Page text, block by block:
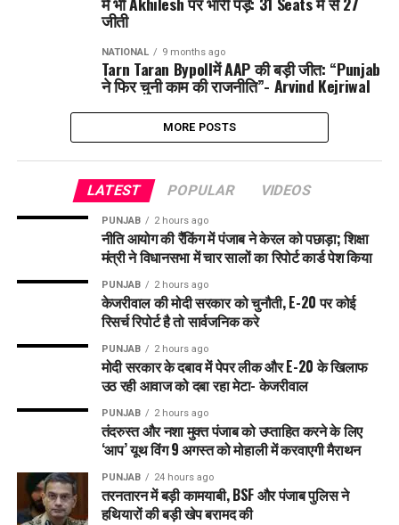
जीती
NATIONAL 9 months ago
Tarn Taran Bypollमें AAP की बड़ी जीत: “Punjab
ने फिर चुनी काम की राजनीति”- Arvind Kejriwal
MORE POSTS
LATEST POPULAR VIDEOS
PUNJAB 2 hours ago
नीति आयोग की रैंकिंग में पंजाब ने केरल को पछाड़ा; शिक्षा
मंत्री ने विधानसभा में चार सालों का रिपोर्ट कार्ड पेश किया
PUNJAB 2 hours ago
केजरीवाल की मोदी सरकार को चुनौती, E-20 पर कोई
रिसर्च रिपोर्ट है तो सार्वजनिक करे
PUNJAB 2 hours ago
मोदी सरकार के दबाव में पेपर लीक और E-20 के खिलाफ
उठ रही आवाज को दबा रहा मेटा- केजरीवाल
PUNJAB 2 hours ago
तंदरुस्त और नशा मुक्त पंजाब को उप्ताहित करने के लिए
‘आप’ यूथ विंग 9 अगस्त को मोहाली में करवाएगी मैराथन
PUNJAB 24 hours ago
तरनतारन में बड़ी कामयाबी, BSF और पंजाब पुलिस ने
हथियारों की बड़ी खेप बरामद की